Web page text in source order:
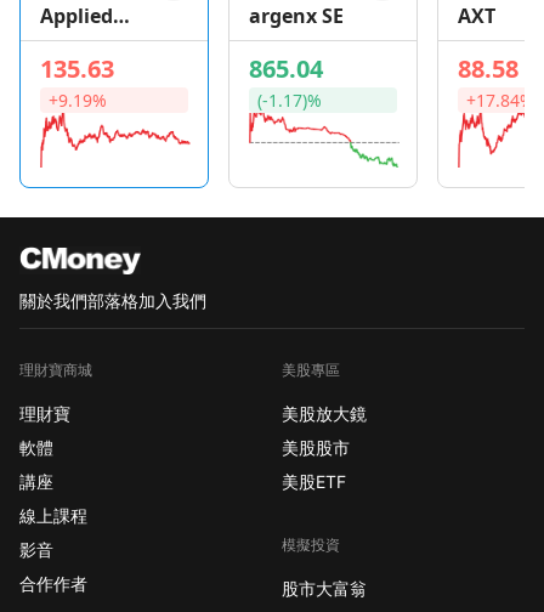
Applied
Optoelectro
nics
135.63
+9.19%
argenx SE
865.04
(-1.17)%
AXT
88.58
+17.84%
關於我們部落格加入我們
理財寶商城
理財寶
軟體
講座
線上課程
影音
合作作者
美股專區
美股放大鏡
美股股市
美股ETF
模擬投資
股市大富翁